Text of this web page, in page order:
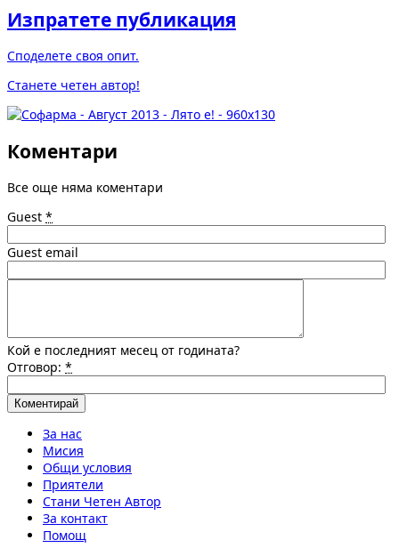
Изпратете публикация
Споделете своя опит.
Станете четен автор!
Коментари
Все още няма коментари
Guest *
Guest email
Кой е последният месец от годината?
Отговор: *
За нас
Мисия
Общи условия
Приятели
Стани Четен Автор
За контакт
Помощ